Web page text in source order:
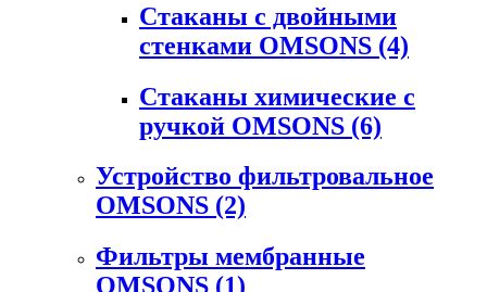
Стаканы с двойными
стенками OMSONS (4)
Стаканы химические с
ручкой OMSONS (6)
Устройство фильтровальное
OMSONS (2)
Фильтры мембранные
OMSONS (1)